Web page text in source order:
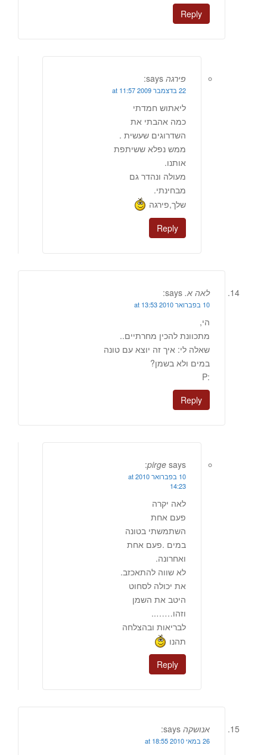
Reply
פירגה says:
22 בדצמבר 2009 at 11:57
ליאתוש חמדתי
כמה אהבתי את
השדרוגים שעשית .
ממש נפלא ששיתפת
אותנו.
מעולה ונהדר גם
מבחינתי.
שלך,פירגה
Reply
לאה א. says:
10 בפברואר 2010 at 13:53
הי,
מתכוונת להכין מחרתיים..
שאלה לי: איך זה יוצא עם טונה
במים ולא בשמן?
:P
Reply
pirge says:
10 בפברואר 2010 at
14:23
לאה יקרה
פעם אחת
השתמשתי בטונה
במים .פעם אחת
ואחרונה.
לא שווה להתאכזב.
את יכולה לסחוט
היטב את השמן
וזהו……..
לבריאות ובהצלחה
תהנו
Reply
אנושקה says:
26 במאי 2010 at 18:55